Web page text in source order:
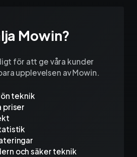
Mowin?
för att ge våra kunder
upplevelsen av Mowin.
teknik
priser
och säker teknik